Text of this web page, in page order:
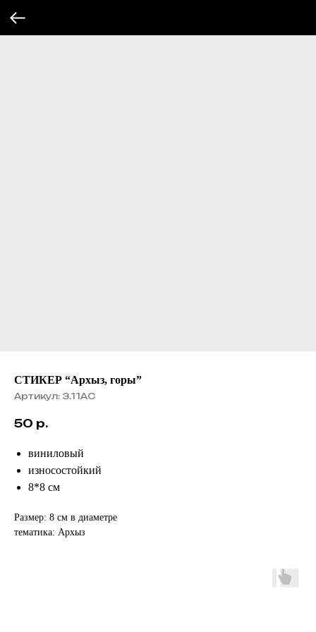
СТИКЕР “Архыз, горы”
Артикул: 3.11АС
50 р.
виниловый
износостойкий
8*8 см
Размер: 8 см в диаметре
тематика: Архыз